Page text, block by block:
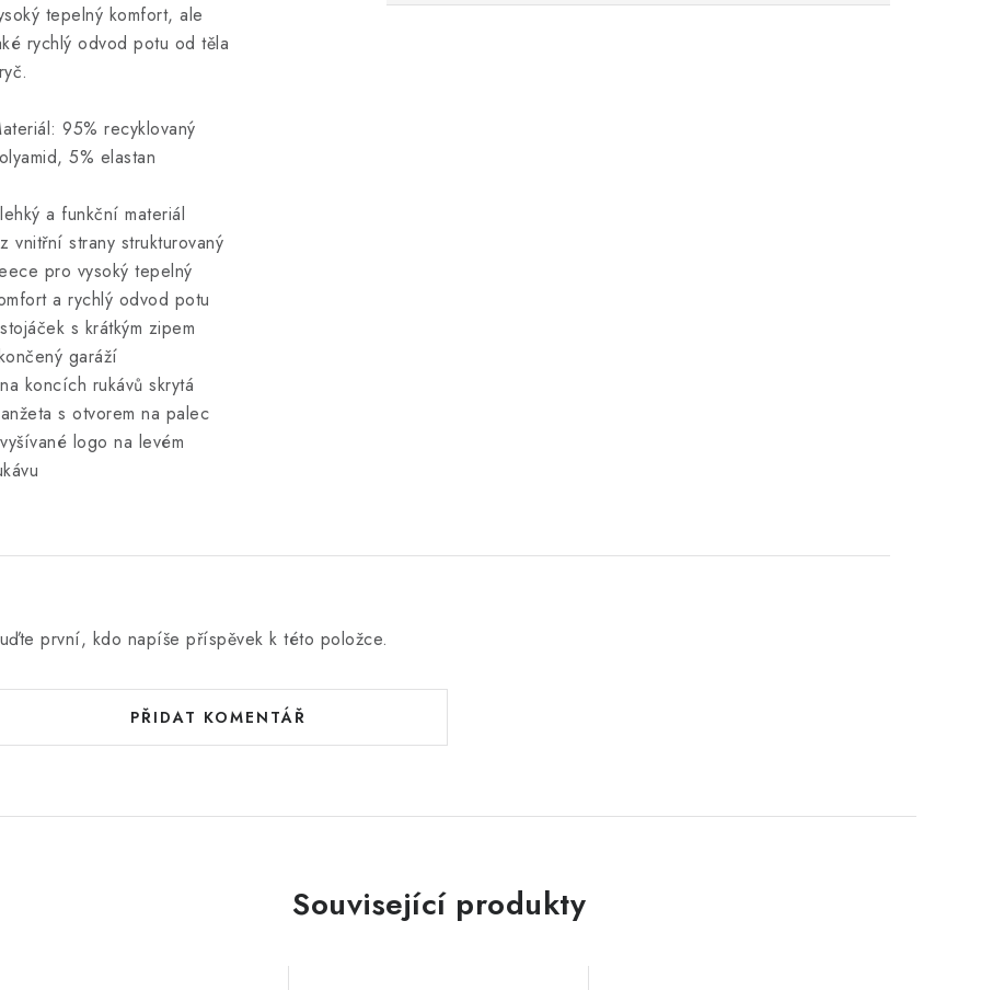
tepelný komfort, ale
rychlý odvod potu od těla
95% recyklovaný
5% elastan
a funkční materiál
vnitřní strany strukturovaný
pro vysoký tepelný
a rychlý odvod potu
s krátkým zipem
garáží
koncích rukávů skrytá
s otvorem na palec
logo na levém
první, kdo napíše příspěvek k této položce.
PŘIDAT KOMENTÁŘ
Související produkty